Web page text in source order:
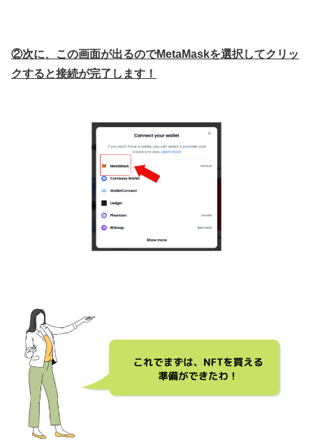
②次に、この画面が出るのでMetaMaskを選択してクリッ
クすると接続が完了します！